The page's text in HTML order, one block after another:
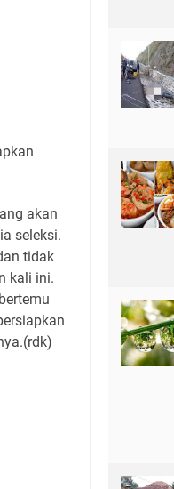
akan
seleksi.
tidak
kali ini.